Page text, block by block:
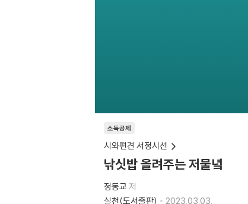
소득공제
시와편견 서정시선
낚싯밥 올려주는 저물녘
정동교 저
실천(도서출판)
2023.03.03.